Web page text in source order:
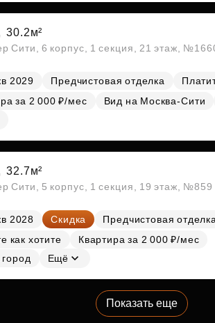
30.2м²
Сити, 6 корпус, 1 секция, 21 этаж,
2029 Предчистовая отделка
за 2 000 ₽/мес
Вид на Москва-Сити
32.7м²
Сити, 5 корпус, 1 секция, 19 этаж, №859
2028 Скидка
Предчистовая отделка
как хотите
Квартира за 2 000 ₽/мес
Ещё
Показать еще